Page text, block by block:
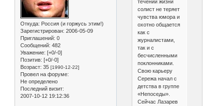
Откуда: Россия (и горжусь этим!)
Зарегистрирован: 2006-05-09
Приглашений: 0
Сообщений: 482
Уважение: [+0/-0]
Позитив: [+0/-0]
Возраст: 35 [1990-12-22]
Провел на форуме:
Не определено
Последний визит:
2007-10-12 19:12:36
течении жизни
солист не теряет
чувства юмора и
охотно общается
как с
журналистами,
так и с
бесчисленными
поклонниками.
Свою карьеру
Сережа начал с
детства в группе
«Непоседы».
Сейчас Лазарев